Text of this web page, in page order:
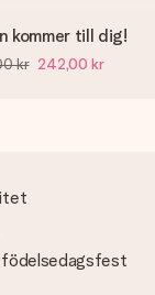
kommer till dig!
kr 242,00 kr
födelsedagsfest